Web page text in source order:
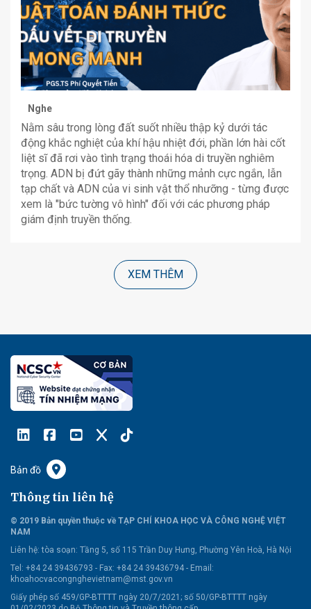
Nghe
Nằm sâu trong lòng đất suốt nhiều thập kỷ dưới tác
động khắc nghiệt của khí hậu nhiệt đới, phần lớn hài cốt
liệt sĩ đã rơi vào tình trạng thoái hóa di truyền nghiêm
trọng. ADN bị đứt gãy thành những mảnh cực ngắn, lẫn
tạp chất và ADN của vi sinh vật thổ nhưỡng - từng được
xem là "bức tường vô hình" đối với các phương pháp
giám định truyền thống.
XEM THÊM
Bản đồ
Thông tin liên hệ
© 2019 Bản quyền thuộc về TẠP CHÍ KHOA HỌC VÀ CÔNG NGHỆ VIỆT
NAM
Liên hệ: tòa soạn: Tầng 5, số 115 Trần Duy Hưng, Phường Yên Hoà, Hà Nội
Tel: +84 24 39436793 - Fax: +84 24 39436794 - Email:
khoahocvacongnghevietnam@mst.gov.vn
Giấy phép số 459/GP-BTTTT ngày 20/7/2021; số 50/GP-BTTTT ngày